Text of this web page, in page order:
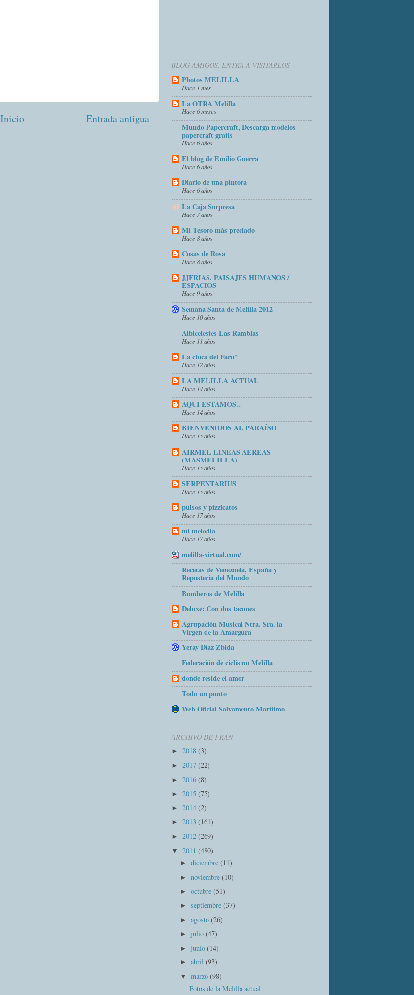
Entrada antigua
Inicio
BLOG AMIGOS, ENTRA A VISITARLOS
Photos MELILLA
Hace 1 mes
La OTRA Melilla
Hace 6 meses
Mundo Papercraft, Descarga modelos
papercraft gratis
Hace 6 años
El blog de Emilio Guerra
Hace 6 años
Diario de una pintora
Hace 6 años
La Caja Sorpresa
Hace 7 años
Mi Tesoro más preciado
Hace 8 años
Cosas de Rosa
Hace 8 años
JJFRIAS. PAISAJES HUMANOS /
ESPACIOS
Hace 9 años
Semana Santa de Melilla 2012
Hace 10 años
Albicelestes Las Ramblas
Hace 11 años
La chica del Faro*
Hace 12 años
LA MELILLA ACTUAL
Hace 14 años
AQUI ESTAMOS...
Hace 14 años
BIENVENIDOS AL PARAÍSO
Hace 15 años
AIRMEL LINEAS AEREAS
(MASMELILLA)
Hace 15 años
SERPENTARIUS
Hace 15 años
pulsos y pizzicatos
Hace 17 años
mi melodia
Hace 17 años
melilla-virtual.com/
Recetas de Venezuela, España y
Reposteria del Mundo
Bomberos de Melilla
Deluxe: Con dos tacones
Agrupación Musical Ntra. Sra. la
Virgen de la Amargura
Yeray Díaz Zbida
Federación de ciclismo Melilla
donde reside el amor
Todo un punto
Web Oficial Salvamento Marítimo
ARCHIVO DE FRAN
► 2018 (3)
► 2017 (22)
► 2016 (8)
► 2015 (75)
► 2014 (2)
► 2013 (161)
► 2012 (269)
▼ 2011 (480)
►diciembre(11)
►noviembre(10)
►octubre(51)
►septiembre(37)
►agosto(26)
► julio(47)
► junio(14)
►abril(93)
▼marzo(98)
Fotos de la Melilla actual